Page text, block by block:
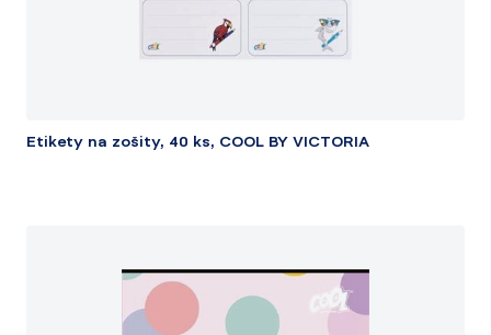
Etikety na zošity, 40 ks, COOL BY VICTORIA